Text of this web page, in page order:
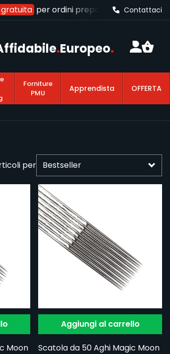
per ordini prepagati superiori a
Contattaci
.Europeo.
Forniture
PMU
Apprendista OFFERTA
per
Moon
Aggiungi al carrello
Scatola da 50 Aghi Magic Moon